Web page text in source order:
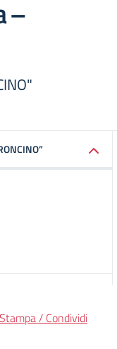
–
Stampa / Condividi